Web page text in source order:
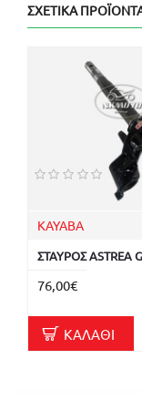
ΣΧΕΤΙΚΆ
KAYABA
ΣΤΑΥΡΟΣ ASTREA
76,00€
ΚΑΛΆΘΙ